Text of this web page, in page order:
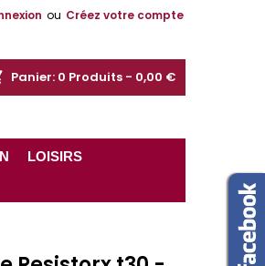
ou Créez votre compte
Panier: 0 Produits - 0,00 €
LOISIRS